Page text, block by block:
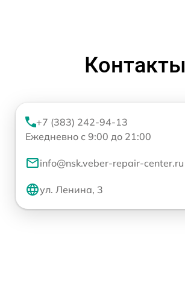
Контакты
+7 (383) 242-94-13
Ежедневно с 9:00 до 21:00
info@nsk.veber-repair-center.ru
ул. Ленина, 3